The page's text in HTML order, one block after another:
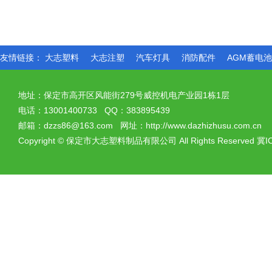
友情链接： 大志塑料 大志注塑 汽车灯具 消防配件 AGM蓄电
地址：保定市高开区风能街279号威控机电产业园1栋1层
电话：13001400733 QQ：383895439
邮箱：dzzs86@163.com 网址：http://www.dazhizhusu.com.cn
Copyright © 保定市大志塑料制品有限公司 All Rights Reserved 冀